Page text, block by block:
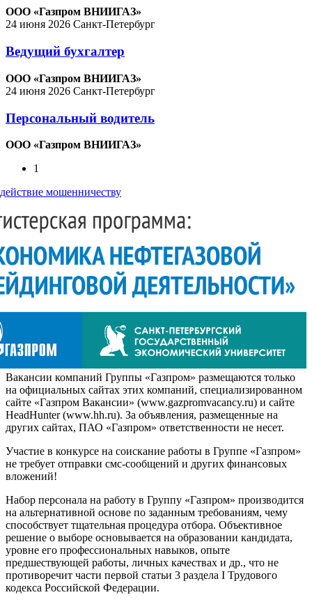
ООО «Газпром ВНИИГАЗ»
24 июня 2026 Санкт-Петербург
Ведущий бухгалтер
ООО «Газпром ВНИИГАЗ»
24 июня 2026 Санкт-Петербург
Персональный водитель
ООО «Газпром ВНИИГАЗ»
1
мошенничеству
Вакансии компаний Группы «Газпром» размещаются только
на официальных сайтах этих компаний, специализированном
сайте «Газпром Вакансии» (www.gazpromvacancy.ru) и сайте
HeadHunter (www.hh.ru). За объявления, размещенные на
других сайтах, ПАО «Газпром» ответственности не несет.
Участие в конкурсе на соискание работы в Группе «Газпром»
не требует отправки смс-сообщений и других финансовых
вложений!
Набор персонала на работу в Группу «Газпром» производится
на альтернативной основе по заданным требованиям, чему
способствует тщательная процедура отбора. Объективное
решение о выборе основывается на образовании кандидата,
уровне его профессиональных навыков, опыте
предшествующей работы, личных качествах и др., что не
противоречит части первой статьи 3 раздела I Трудового
кодекса Российской Федерации.